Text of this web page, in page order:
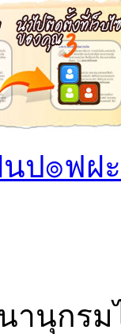
ป๏ฟฝ
นุกรม